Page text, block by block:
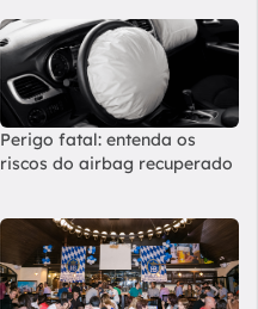
Perigo fatal: entenda os
riscos do airbag recuperado